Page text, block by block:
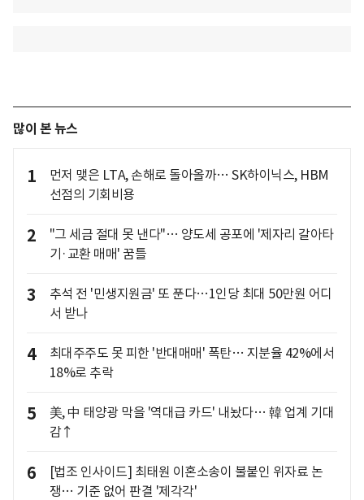
많이 본 뉴스
1
먼저 맺은 LTA, 손해로 돌아올까… SK하이닉스, HBM
선점의 기회비용
2
"그 세금 절대 못 낸다"… 양도세 공포에 '제자리 갈아타
기·교환 매매' 꿈틀
3
추석 전 '민생지원금' 또 푼다…1인당 최대 50만원 어디
서 받나
4
최대주주도 못 피한 '반대매매' 폭탄… 지분율 42%에서
18%로 추락
5
美, 中 태양광 막을 '역대급 카드' 내놨다… 韓 업계 기대
감↑
6
[법조 인사이드] 최태원 이혼소송이 불붙인 위자료 논
쟁… 기준 없어 판결 '제각각'